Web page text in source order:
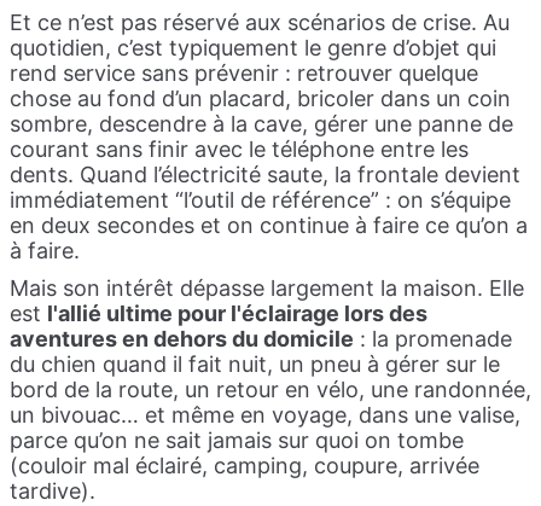
Et ce n’est pas réservé aux scénarios de crise. Au
quotidien, c’est typiquement le genre d’objet qui
rend service sans prévenir : retrouver quelque
chose au fond d’un placard, bricoler dans un coin
sombre, descendre à la cave, gérer une panne de
courant sans finir avec le téléphone entre les
dents. Quand l’électricité saute, la frontale devient
immédiatement “l’outil de référence” : on s’équipe
en deux secondes et on continue à faire ce qu’on a
à faire.
Mais son intérêt dépasse largement la maison. Elle
est l'allié ultime pour l'éclairage lors des
aventures en dehors du domicile : la promenade
du chien quand il fait nuit, un pneu à gérer sur le
bord de la route, un retour en vélo, une randonnée,
un bivouac… et même en voyage, dans une valise,
parce qu’on ne sait jamais sur quoi on tombe
(couloir mal éclairé, camping, coupure, arrivée
tardive).